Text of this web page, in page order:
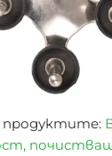
продуктите: